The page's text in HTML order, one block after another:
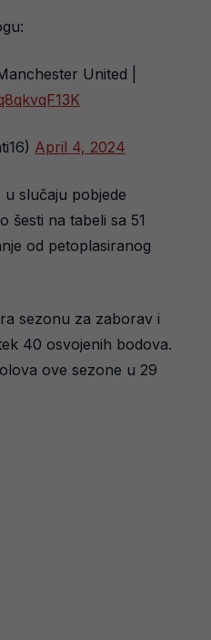
United |
April 4, 2024
u slučaju pobjede
šesti na tabeli sa 51
od petoplasiranog
sezonu za zaborav i
40 osvojenih bodova.
ove sezone u 29